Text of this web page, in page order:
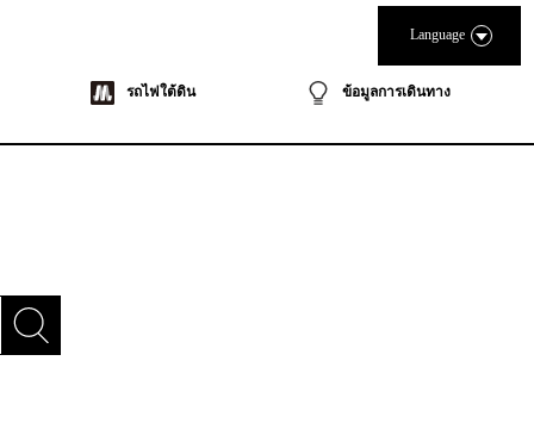
รถไฟใต้ดิน ข้อมูลการเดินทาง
Language